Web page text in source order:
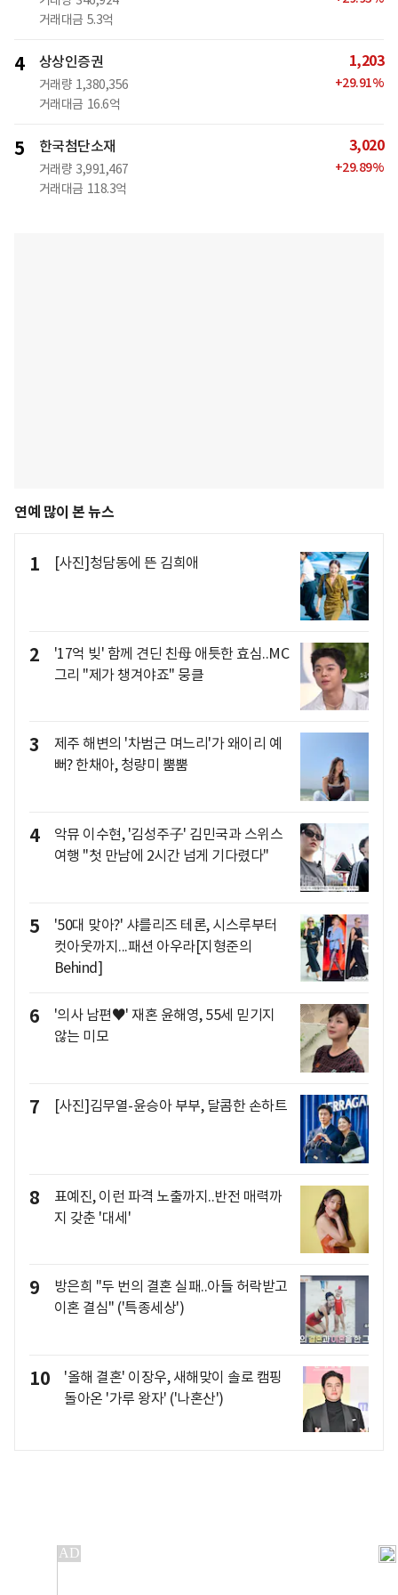
거래대금 5.3억
4 상상인증권
거래량 1,380,356
거래대금 16.6억
1,203
+29.91%
5 한국첨단소재
거래량 3,991,467
거래대금 118.3억
3,020
+29.89%
연예 많이 본 뉴스
1 [사진]청담동에 뜬 김희애
2
'17억 빚' 함께 견딘 친母 애틋한 효심..MC
그리 "제가 챙겨야죠" 뭉클
3
제주 해변의 '차범근 며느리'가 왜이리 예
뻐? 한채아, 청량미 뿜뿜
4
악뮤 이수현, '김성주子' 김민국과 스위스
여행 "첫 만남에 2시간 넘게 기다렸다"
5
'50대 맞아?' 샤를리즈 테론, 시스루부터
컷아웃까지...패션 아우라[지형준의
Behind]
6
'의사 남편♥' 재혼 윤해영, 55세 믿기지
않는 미모
7 [사진]김무열-윤승아 부부, 달콤한 손하트
8
표예진, 이런 파격 노출까지..반전 매력까
지 갖춘 '대세'
9
방은희 "두 번의 결혼 실패..아들 허락받고
이혼 결심" ('특종세상')
10
'올해 결혼' 이장우, 새해맞이 솔로 캠핑
돌아온 '가루 왕자' ('나혼산')